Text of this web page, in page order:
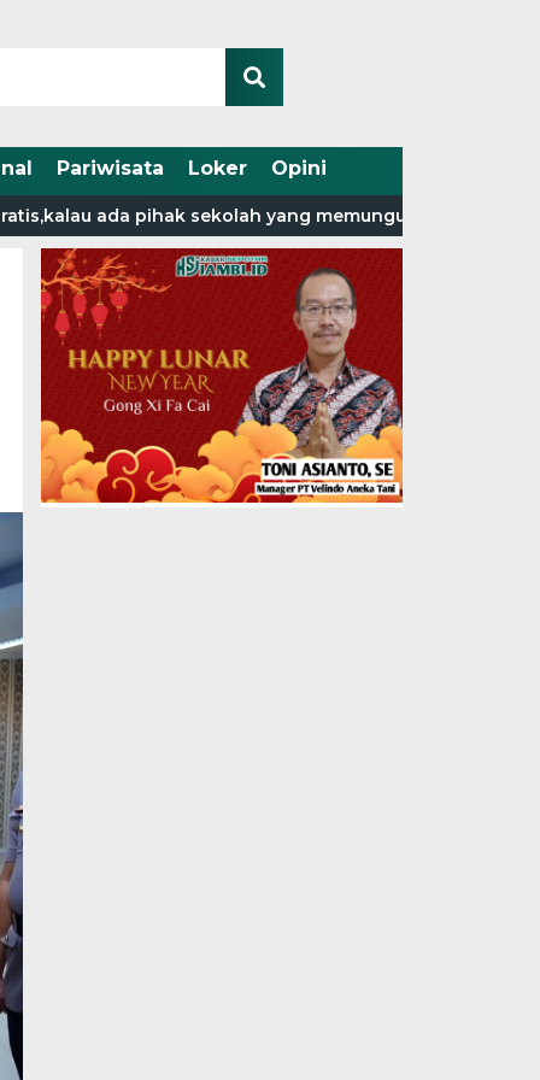
Pariwisata Loker Opini
ada pihak sekolah yang memungut biaya laporkan ke